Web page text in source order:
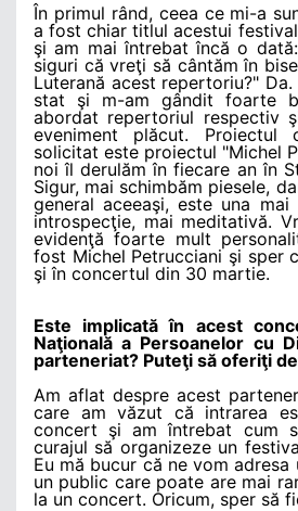
În primul rând, ceea ce mi-a
a fost chiar titlul acestui
şi am mai întrebat încă o
siguri că vreţi să cântăm în
Luterană acest repertoriu?"
stat şi m-am gândit foarte
abordat repertoriul respectiv
eveniment plăcut.
solicitat este proiectul "Michel
noi îl derulăm în fiecare an în
Sigur, mai schimbăm piesele,
general aceeaşi, este una
introspecţie, mai meditativă.
evidenţă foarte mult
fost Michel Petrucciani şi sper
şi în concertul din 30 martie.
Este implicată în acest
Naţională a Persoanelor cu
parteneriat? Puteţi să oferiţi
Am aflat despre acest
care am văzut că intrarea
concert şi am întrebat cum
curajul să organizeze un
Eu mă bucur că ne vom
un public care poate are mai
la un concert. Oricum, sper să